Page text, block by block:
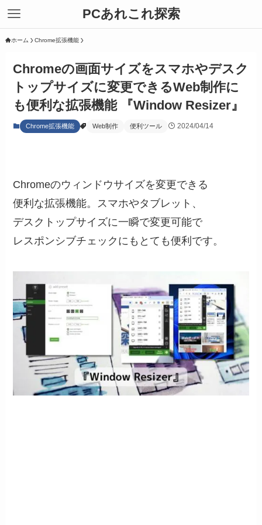
PCあれこれ探索
ホーム Chrome拡張機能
Chromeの画面サイズをスマホやデスク
トップサイズに変更できるWeb制作に
も便利な拡張機能 『Window Resizer』
Chrome拡張機能 Web制作 便利ツール 2024/04/14
Chromeのウィンドウサイズを変更できる
便利な拡張機能。スマホやタブレット、
デスクトップサイズに一瞬で変更可能で
レスポンシブチェックにもとても便利です。